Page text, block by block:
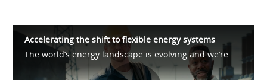
Accelerating the shift to flexible energy systems
The world’s energy landscape is evolving and we’re moving with it. Explore how modern systems, smarter power, and breakthrough innovation are accelerating the transition to tomorrow’s energy reality